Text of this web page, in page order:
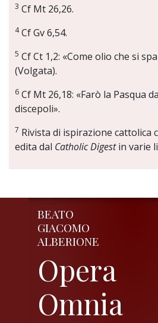
3 Cf Mt 26,26.
4Cf Gv 6,54.
5 Cf Ct 1,2: «Come olio che si
(Volgata).
6 Cf Mt 26,18: «Farò la Pasqua
discepoli».
7 Rivista di ispirazione cattolica
edita dal Catholic Digestin varie
BEATO
GIACOMO
ALBERIONE
Opera
Omnia